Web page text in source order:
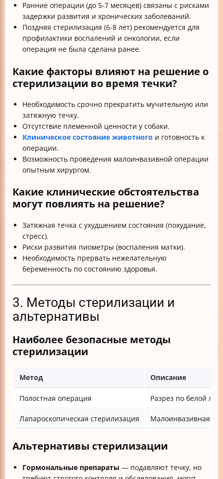
Ранние операции (до 5-7 месяцев) связаны с рисками
задержки развития и хронических заболеваний.
Поздняя стерилизация (6-8 лет) рекомендуется для
профилактики воспалений и онкологии, если
операция не была сделана ранее.
Какие факторы влияют на решение о
стерилизации во время течки?
Необходимость срочно прекратить мучительную или
затяжную течку.
Отсутствие племенной ценности у собаки.
Клиническое состояние животного и готовность к
операции.
Возможность проведения малоинвазивной операции
опытным хирургом.
Какие клинические обстоятельства
могут повлиять на решение?
Затяжная течка с ухудшением состояния (похудание,
стресс).
Риски развития пиометры (воспаления матки).
Необходимость прервать нежелательную
беременность по состоянию здоровья.
3. Методы стерилизации и
альтернативы
Наиболее безопасные методы
стерилизации
Метод Описание
Полостная операция Разрез по белой
Лапароскопическая стерилизация Малоинвазивная
Альтернативы стерилизации
Гормональные препараты — подавляют течку, но